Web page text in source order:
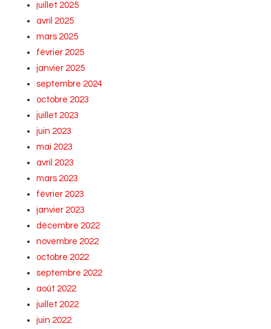
juillet 2025
avril 2025
mars 2025
février 2025
janvier 2025
septembre 2024
octobre 2023
juillet 2023
juin 2023
mai 2023
avril 2023
mars 2023
février 2023
janvier 2023
décembre 2022
novembre 2022
octobre 2022
septembre 2022
août 2022
juillet 2022
juin 2022